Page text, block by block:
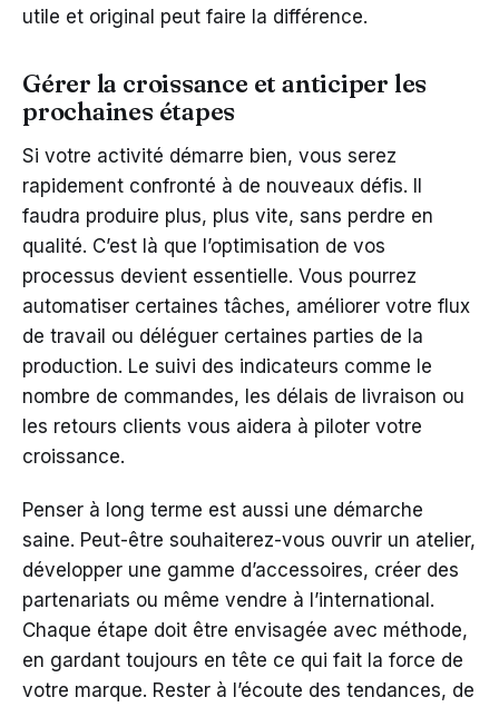
utile et original peut faire la différence.
Gérer la croissance et anticiper les
prochaines étapes
Si votre activité démarre bien, vous serez
rapidement confronté à de nouveaux défis. Il
faudra produire plus, plus vite, sans perdre en
qualité. C’est là que l’optimisation de vos
processus devient essentielle. Vous pourrez
automatiser certaines tâches, améliorer votre flux
de travail ou déléguer certaines parties de la
production. Le suivi des indicateurs comme le
nombre de commandes, les délais de livraison ou
les retours clients vous aidera à piloter votre
croissance.
Penser à long terme est aussi une démarche
saine. Peut-être souhaiterez-vous ouvrir un atelier,
développer une gamme d’accessoires, créer des
partenariats ou même vendre à l’international.
Chaque étape doit être envisagée avec méthode,
en gardant toujours en tête ce qui fait la force de
votre marque. Rester à l’écoute des tendances, de